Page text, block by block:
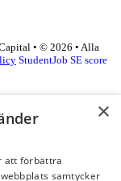
• © 2026 • Alla
StudentJob SE score
×
att förbättra
samtycker